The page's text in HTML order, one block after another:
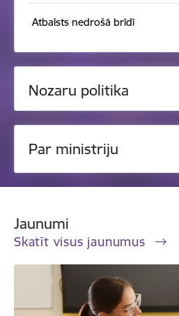
Atbalsts nedrošā brīdī
Nozaru politika
Par ministriju
Jaunumi
Skatīt visus jaunumus